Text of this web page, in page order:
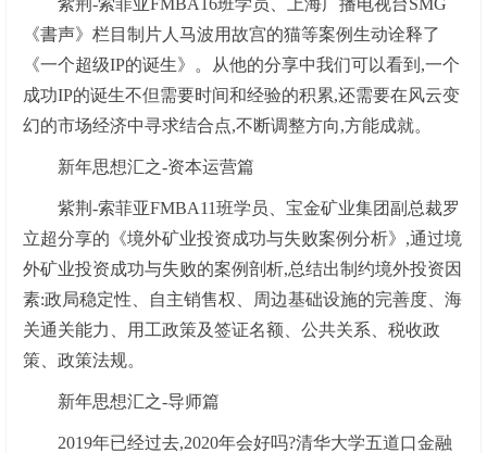
紫荆-索菲亚FMBA16班学员、上海广播电视台SMG
《書声》栏目制片人马波用故宫的猫等案例生动诠释了
《一个超级IP的诞生》。从他的分享中我们可以看到,一个
成功IP的诞生不但需要时间和经验的积累,还需要在风云变
幻的市场经济中寻求结合点,不断调整方向,方能成就。
新年思想汇之-资本运营篇
紫荆-索菲亚FMBA11班学员、宝金矿业集团副总裁罗
立超分享的《境外矿业投资成功与失败案例分析》,通过境
外矿业投资成功与失败的案例剖析,总结出制约境外投资因
素:政局稳定性、自主销售权、周边基础设施的完善度、海
关通关能力、用工政策及签证名额、公共关系、税收政
策、政策法规。
新年思想汇之-导师篇
2019年已经过去,2020年会好吗?清华大学五道口金融